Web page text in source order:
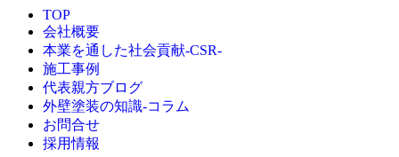
TOP
会社概要
本業を通した社会貢献-CSR-
施工事例
代表親方ブログ
外壁塗装の知識‐コラム
お問合せ
採用情報